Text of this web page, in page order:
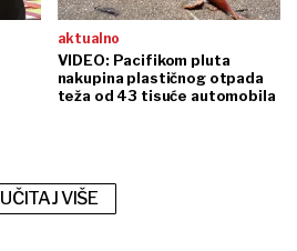
aktualno
VIDEO: Pacifikom pluta
nakupina plastičnog otpada
teža od 43 tisuće automobila
UČITAJ VIŠE